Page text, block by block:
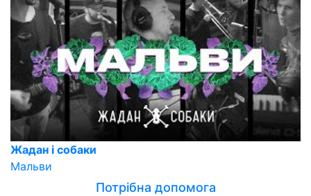
Жадан і собаки
Мальви
Потрібна допомога